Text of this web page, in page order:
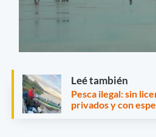
Leé también
Pesca ilegal: sin
privados y con